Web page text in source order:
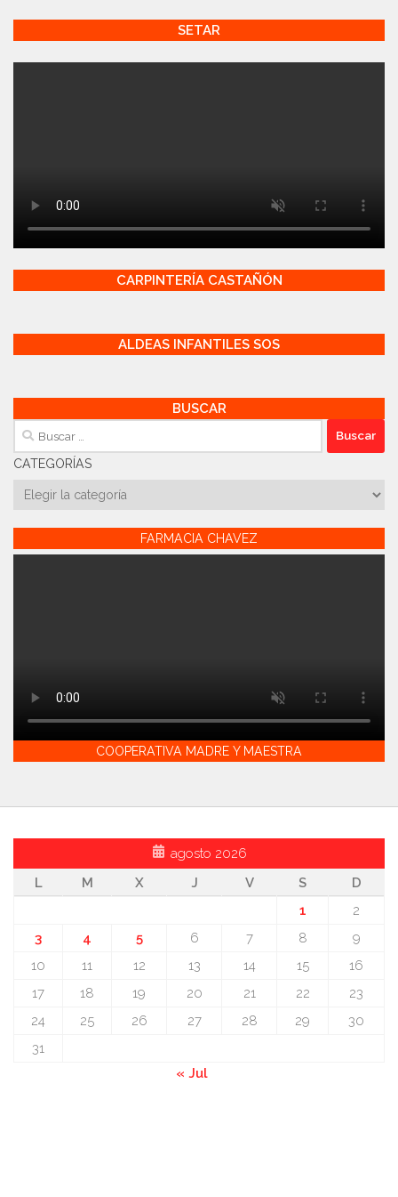
SETAR
CARPINTERÍA CASTAÑÓN
ALDEAS INFANTILES SOS
BUSCAR
Buscar:
CATEGORÍAS
Categorías
FARMACIA CHAVEZ
COOPERATIVA MADRE Y MAESTRA
agosto 2026
L
M X J V S
D
1
2
3
4 5 6 7 8
9
10
11 12 13 14 15
16
17
18 19 20 21 22
23
24
25 26 27 28 29
30
31
« Jul